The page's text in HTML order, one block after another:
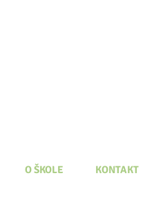
O ŠKOLE KONTAKT